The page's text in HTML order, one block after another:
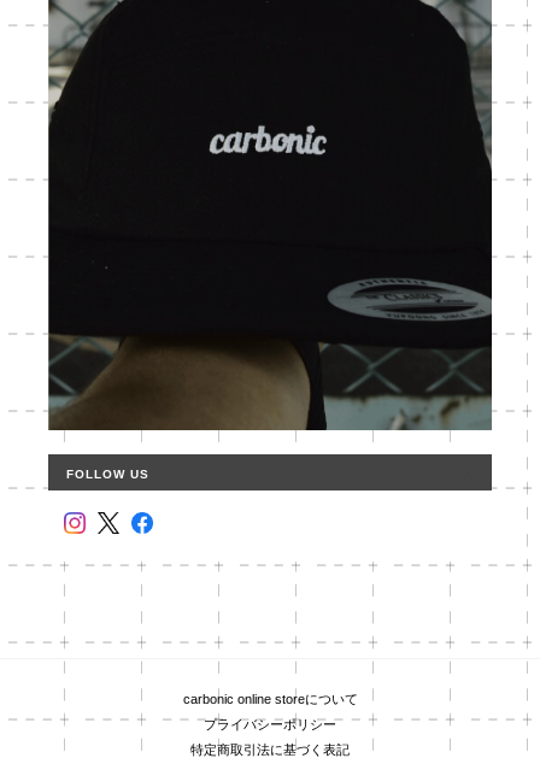
FOLLOW US
carbonic online storeについて
プライバシーポリシー
特定商取引法に基づく表記